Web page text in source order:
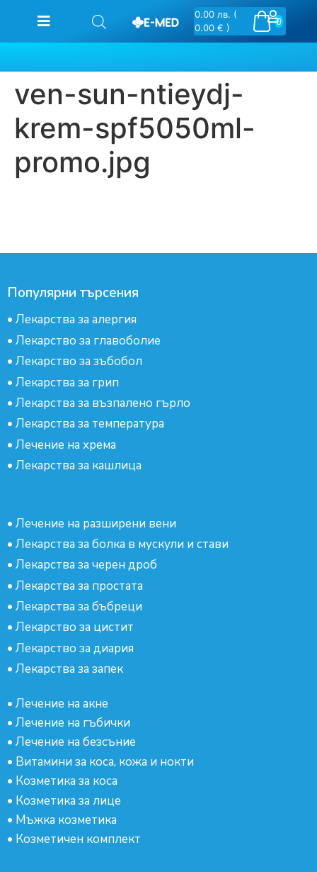
0
0.00 лв. (
0.00 € )
ven-sun-ntieydj-
krem-spf5050ml-
promo.jpg
Популярни търсения
• Лекарства за алергия
• Лекарство за главоболие
• Лекарство за зъбобол
• Лекарства за грип
• Лекарства за възпалено гърло
• Лекарства за температура
• Лечение на хрема
• Лекарства за кашлица
• Лечение на разширени вени
• Лекарства за болка в мускули и стави
• Лекарства за черен дроб
• Лекарства за простата
• Лекарства за бъбреци
• Лекарство за цистит
• Лекарство за диария
• Лекарства за запек
• Лечение на акне
• Лечение на гъбички
• Лечение на безсъние
• Витамини за коса, кожа и нокти
• Козметика за коса
• Козметика за лице
• Мъжка козметика
• Козметичен комплект